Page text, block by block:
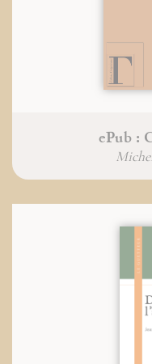
ePub :